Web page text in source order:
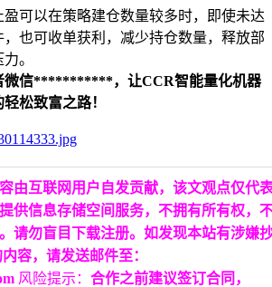
可以在策略建仓数量较多时，即使未达
也可收单获利，减少持仓数量，释放部
。
微信***********，让CCR智能量化机器
松致富之路！
由互联网用户自发贡献，该文观点仅代
供信息存储空间服务，不拥有所有权，
请勿盲目下载注册。如发现本站有涉嫌
容，请发送邮件至：
风险提示： 合作之前建议签订合同，